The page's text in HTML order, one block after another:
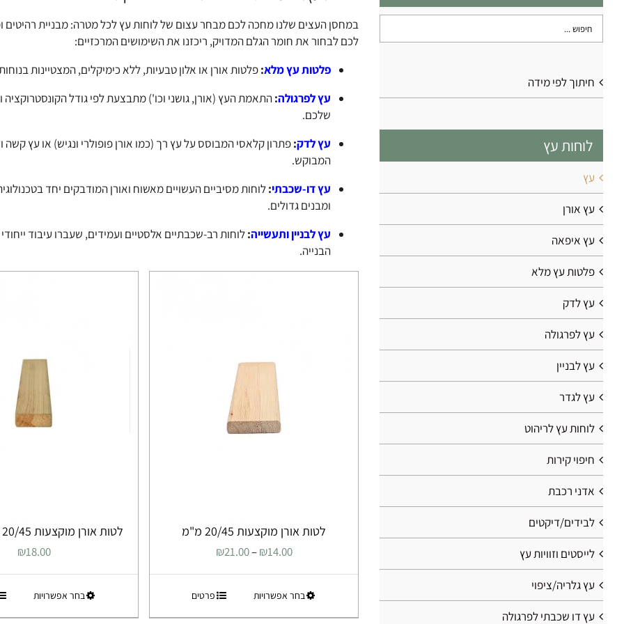
במחסן העצים שלנו מחכה לכם מבחר עצום של לוחות עץ לכל מטרה: מבניית רהיטים
לכם לבחור את חומר הגלם המדויק, ריכזנו את השימושים המרכזיים:
פלטות עץ מלא:פלטות אורן או אלון טבעיות, ללא כימיקלים, המצטיינות
עץ לפרגולה:התאמת העץ (אורן, גושני וכו') מתבצעת לפי גודל
שלכם.
עץ לדק:פתרון קלאסי המבוסס על עץ רך (כמו אורן פופולרי ונגיש) או עץ
המבוקש.
עץ דו-שכבתי:לוחות מסיביים העשויים מאשוח ואורן המודבקים יחד
ומבנים גדולים.
עץ לבניין ותעשייה:לוחות רב-שכבתיים אלסטיים ועמידים, שעברו עיבוד
הבנייה.
לטות אורן מוקצעות 20/45 מ"מ
₪14.00
–
₪21.00
עד
⁦₪21.00⁩
בחר אפשרויותלמוצר
זה
פרטים
לטות אורן מוקצעות 20/45 מ"מ מחוטא
₪18.00
בחר אפשרויותלמוצר
זה
חיתוך לפי מידה
לוחות עץ
עץ
עץ אורן
עץ איפאה
פלטות עץ מלא
עץ לדק
עץ לפרגולה
עץ לבניין
עץ לגדר
לוחות עץ לריהוט
חיפוי קירות
אדני רכבת
לבידים/דיקטים
לייסטים וזוויות עץ
עץ גלריה/ציפוי
עץ דו שכבתי לפרגולה